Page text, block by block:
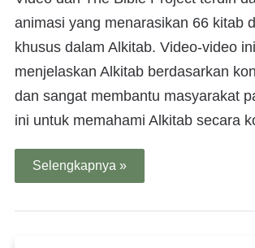
animasi yang menarasikan 66 kitab
khusus dalam Alkitab. Video-video
menjelaskan Alkitab berdasarkan
dan sangat membantu masyarakat
ini untuk memahami Alkitab secara
Selengkapnya »